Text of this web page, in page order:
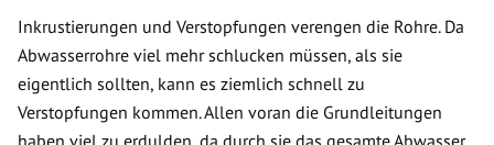
Inkrustierungen und Verstopfungen verengen die Rohre. Da
Abwasserrohre viel mehr schlucken müssen, als sie
eigentlich sollten, kann es ziemlich schnell zu
Verstopfungen kommen. Allen voran die Grundleitungen